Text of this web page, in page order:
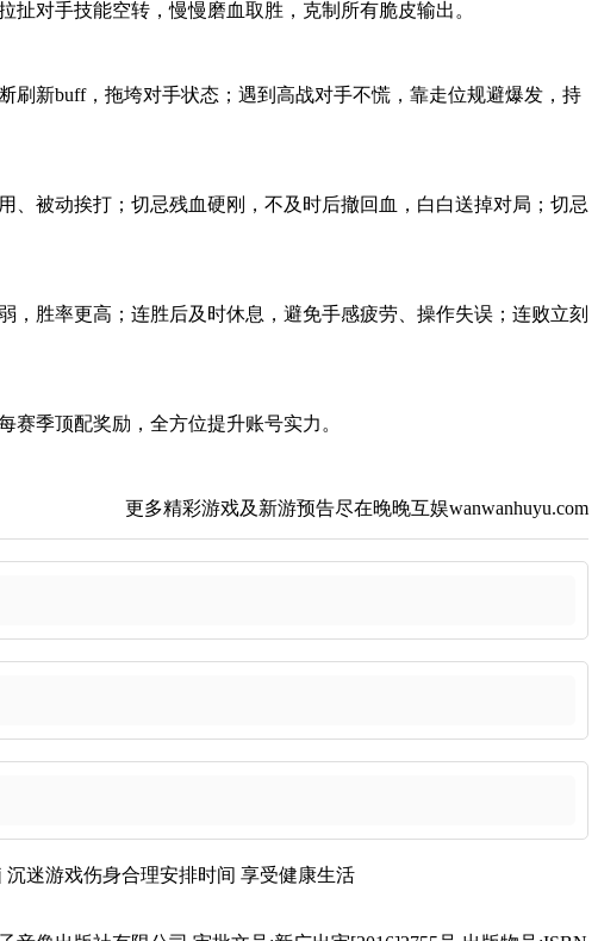
对手技能空转，慢慢磨血取胜，克制所有脆皮输出。
新buff，拖垮对手状态；遇到高战对手不慌，靠走位规避爆发，持
被动挨打；切忌残血硬刚，不及时后撤回血，白白送掉对局；切忌
胜率更高；连胜后及时休息，避免手感疲劳、操作失误；连败立刻
季顶配奖励，全方位提升账号实力。
更多精彩游戏及新游预告尽在晚晚互娱wanwanhuyu.com
沉迷游戏伤身合理安排时间 享受健康生活